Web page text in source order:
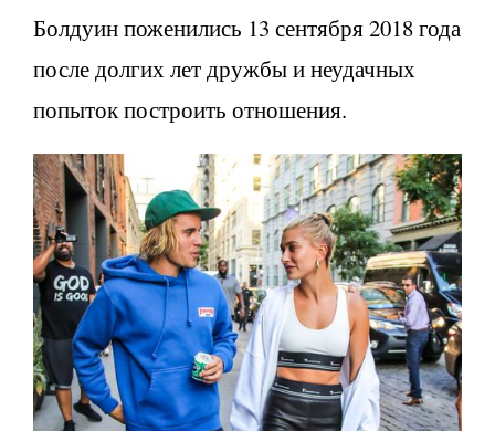
Болдуин поженились 13 сентября 2018 года
после долгих лет дружбы и неудачных
попыток построить отношения.